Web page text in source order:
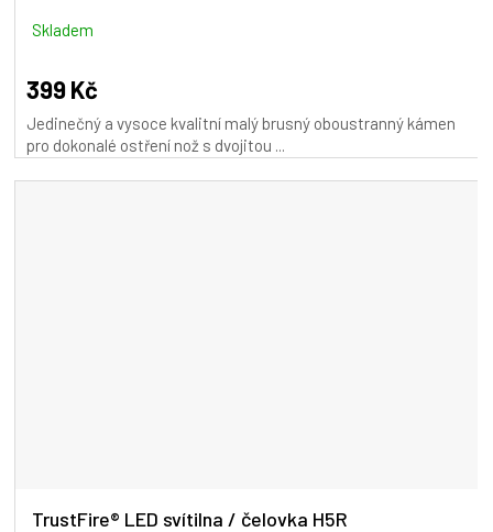
Skladem
399 Kč
Jedinečný a vysoce kvalitní malý brusný oboustranný kámen
pro dokonalé ostření nož s dvojitou ...
TrustFire® LED svítilna / čelovka H5R